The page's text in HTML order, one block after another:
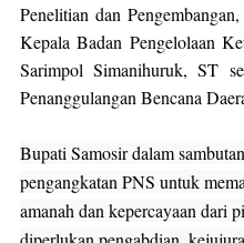
Penelitian dan
Kepala Badan Pengelolaan
Sarimpol Simanihuruk, ST
Penanggulangan Bencana
Bupati Samosir dalam
pengangkatan PNS untuk
amanah dan kepercayaan dari